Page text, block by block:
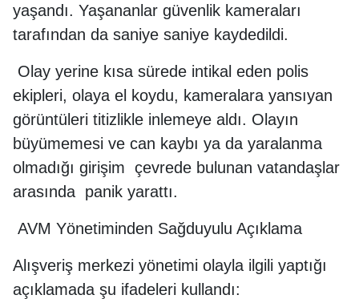
yaşandı. Yaşananlar güvenlik kameraları
tarafından da saniye saniye kaydedildi.
Olay yerine kısa sürede intikal eden polis
ekipleri, olaya el koydu, kameralara yansıyan
görüntüleri titizlikle inlemeye aldı. Olayın
büyümemesi ve can kaybı ya da yaralanma
olmadığı girişim çevrede bulunan vatandaşlar
arasında panik yarattı.
AVM Yönetiminden Sağduyulu Açıklama
Alışveriş merkezi yönetimi olayla ilgili yaptığı
açıklamada şu ifadeleri kullandı: